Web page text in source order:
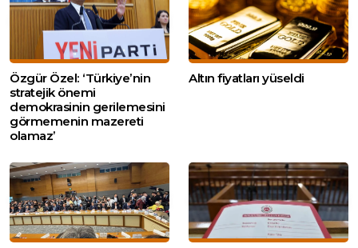
Özgür Özel: ‘Türkiye’nin
stratejik önemi
demokrasinin gerilemesini
görmemenin mazereti
olamaz’
Altın fiyatları yüseldi